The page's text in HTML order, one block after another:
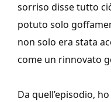
sorriso disse tutto
potuto solo
non solo era stata
come un rinnovato
Da quell’episodio,